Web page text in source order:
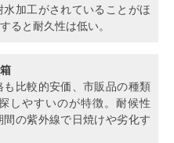
加工がされていることがほ
ると耐久性は低い。
比較的安価、市販品の種類
しやすいのが特徴。耐候性
の紫外線で日焼けや劣化す